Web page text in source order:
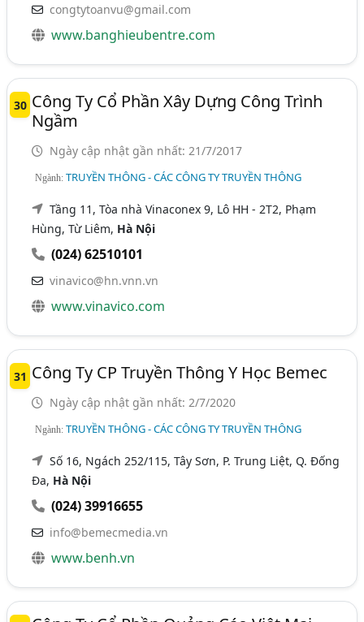
congtytoanvu@gmail.com
www.banghieubentre.com
30 Công Ty Cổ Phần Xây Dựng Công Trình
Ngầm
Ngày cập nhật gần nhất: 21/7/2017
Ngành:TRUYỀN THÔNG - CÁC CÔNG TY TRUYỀN THÔNG
Tầng 11, Tòa nhà Vinaconex 9, Lô HH - 2T2, Phạm
Hùng, Từ Liêm, Hà Nội
(024) 62510101
vinavico@hn.vnn.vn
www.vinavico.com
31 Công Ty CP Truyền Thông Y Học Bemec
Ngày cập nhật gần nhất: 2/7/2020
Ngành:TRUYỀN THÔNG - CÁC CÔNG TY TRUYỀN THÔNG
Số 16, Ngách 252/115, Tây Sơn, P. Trung Liệt, Q. Đống
Đa, Hà Nội
(024) 39916655
info@bemecmedia.vn
www.benh.vn